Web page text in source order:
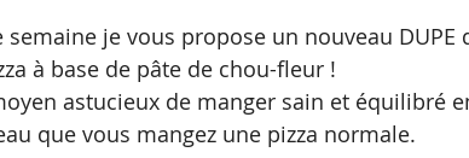
semaine je vous propose un nouveau DUPE
à base de pâte de chou-fleur !
astucieux de manger sain et équilibré
que vous mangez une pizza normale.